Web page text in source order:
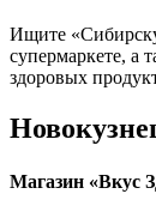
Ищите
супермаркете, а
здоровых
Магазин «Вкус